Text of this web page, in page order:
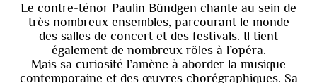
Le contre-ténor Paulin Bündgen chante au sein de
très nombreux ensembles, parcourant le monde
des salles de concert et des festivals. Il tient
également de nombreux rôles à l’opéra.
Mais sa curiosité l’amène à aborder la musique
contemporaine et des œuvres chorégraphiques. Sa